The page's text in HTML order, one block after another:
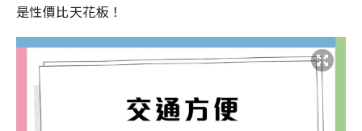
是性價比天花板！